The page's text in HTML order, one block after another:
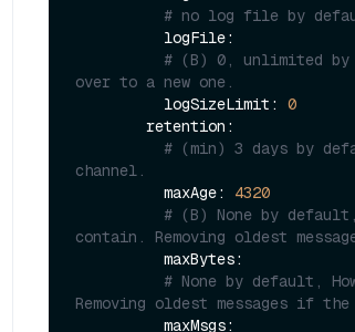
# no log file by
# (B) 0, unlimited
over to a new one.
          logSizeLimit:
0
# (min) 3 days by
channel.
          maxAge:
4320
# (B) None by
contain. Removing oldest
# None by default,
Removing oldest messages if